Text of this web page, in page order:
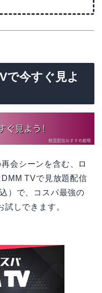
で今すぐ見よ
会シーンを含む、ロ
TVで見放題配信
）で、コスパ最強の
しできます。